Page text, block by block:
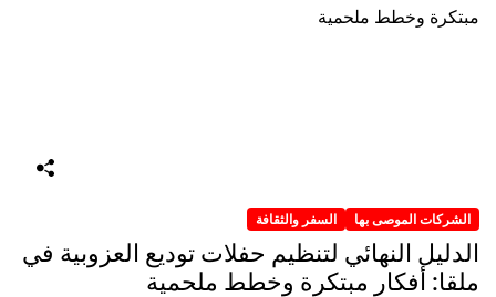
الشركات الموصى بها السفر والثقافة
الدليل النهائي لتنظيم حفلات توديع العزوبية في
ملقا: أفكار مبتكرة وخطط ملحمية